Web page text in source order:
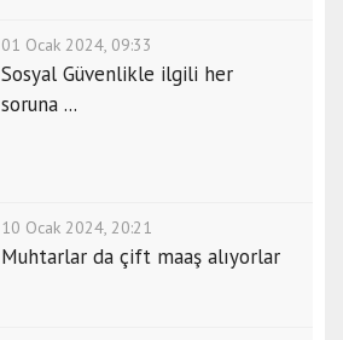
01 Ocak 2024, 09:33
Sosyal Güvenlikle ilgili her
soruna ...
10 Ocak 2024, 20:21
Muhtarlar da çift maaş alıyorlar